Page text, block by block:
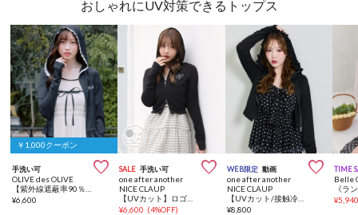
おしゃれにUV対策できるトップス
￥1,000クーポン
手洗い可 
OLIVE des OLIVE
¥6,600
SALE 手洗い可 
one after another
NICE CLAUP
¥6,600 (4%OFF)
WEB限定 動画 
one after another
NICE CLAUP
【UVカット/接触冷感/防しわ加工】ロゴ刺しゅうフリルラメパーカー
¥8,800
TIME
Belle
¥